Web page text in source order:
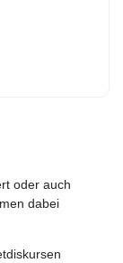
oder auch
dabei